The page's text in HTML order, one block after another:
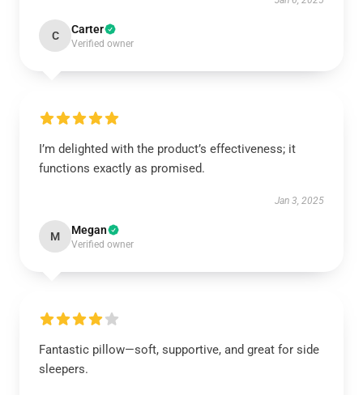
C Carter
Verified owner
I’m delighted with the product’s effectiveness; it
functions exactly as promised.
Jan 3, 2025
M Megan
Verified owner
Fantastic pillow—soft, supportive, and great for side
sleepers.